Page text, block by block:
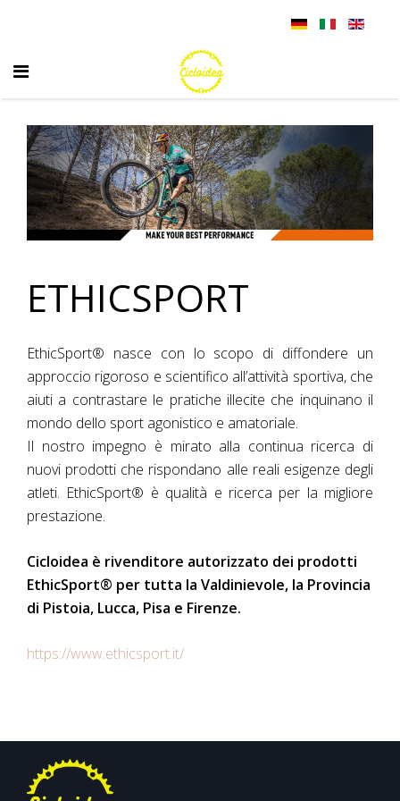
ETHICSPORT
EthicSport® nasce con lo scopo di diffondere un
approccio rigoroso e scientifico all’attività sportiva, che
aiuti a contrastare le pratiche illecite che inquinano il
mondo dello sport agonistico e amatoriale.
Il nostro impegno è mirato alla continua ricerca di
nuovi prodotti che rispondano alle reali esigenze degli
atleti. EthicSport® è qualità e ricerca per la migliore
prestazione.
Cicloidea è rivenditore autorizzato dei prodotti
EthicSport® per tutta la Valdinievole, la Provincia
di Pistoia, Lucca, Pisa e Firenze.
https://www.ethicsport.it/